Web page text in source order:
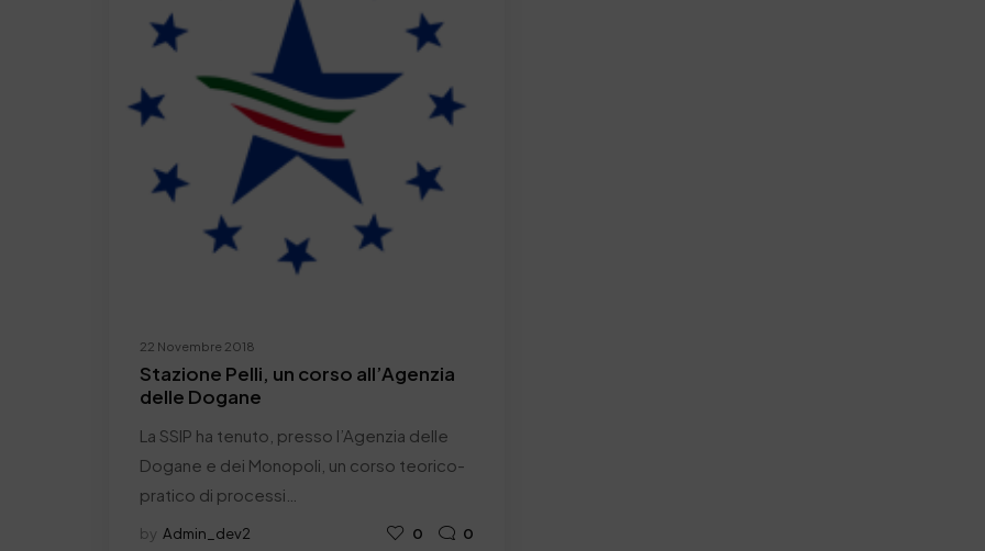
22 Novembre 2018
Stazione Pelli, un corso all’Agenzia
delle Dogane
La SSIP ha tenuto, presso l’Agenzia delle
Dogane e dei Monopoli, un corso teorico-
pratico di processi…
by Admin_dev2 0 0